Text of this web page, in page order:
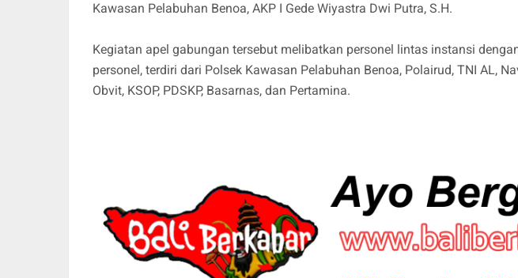
Kawasan Pelabuhan Benoa, AKP I Gede Wiyastra Dwi Putra, S.H.
Kegiatan apel gabungan tersebut melibatkan personel lintas instansi
personel, terdiri dari Polsek Kawasan Pelabuhan Benoa, Polairud, TNI AL,
Obvit, KSOP, PDSKP, Basarnas, dan Pertamina.